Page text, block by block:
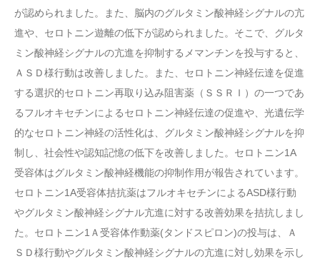
が認められました。また、脳内のグルタミン酸神経シグナルの亢
進や、セロトニン遊離の低下が認められました。そこで、グルタ
ミン酸神経シグナルの亢進を抑制するメマンチンを投与すると、
ＡＳＤ様行動は改善しました。また、セロトニン神経伝達を促進
する選択的セロトニン再取り込み阻害薬（ＳＳＲＩ）の一つであ
るフルオキセチンによるセロトニン神経伝達の促進や、光遺伝学
的なセロトニン神経の活性化は、グルタミン酸神経シグナルを抑
制し、社会性や認知記憶の低下を改善しました。セロトニン1A
受容体はグルタミン酸神経機能の抑制作用が報告されています。
セロトニン1A受容体拮抗薬はフルオキセチンによるASD様行動
やグルタミン酸神経シグナル亢進に対する改善効果を拮抗しまし
た。セロトニン1Ａ受容体作動薬(タンドスピロン)の投与は、Ａ
ＳＤ様行動やグルタミン酸神経シグナルの亢進に対し効果を示し